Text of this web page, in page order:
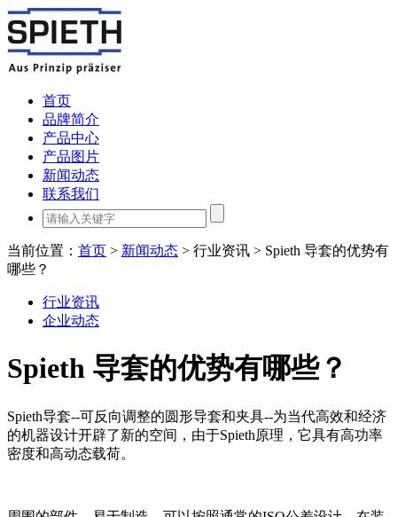
首页
品牌简介
产品中心
产品图片
新闻动态
联系我们
当前位置： 首页 > 新闻动态 > 行业资讯 > Spieth 导套的优势有
哪些？
行业资讯
企业动态
Spieth 导套的优势有哪些？
Spieth导套--可反向调整的圆形导套和夹具--为当代高效和经济
的机器设计开辟了新的空间，由于Spieth原理，它具有高功率
密度和高动态载荷。